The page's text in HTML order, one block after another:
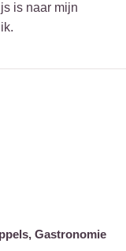
is naar mijn
Gastronomie